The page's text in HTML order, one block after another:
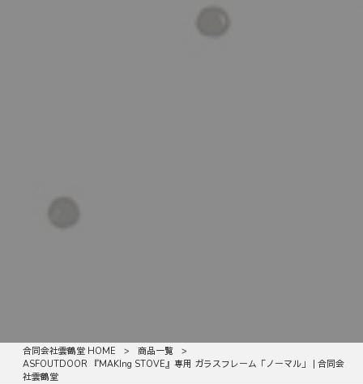
合同会社雲鶴堂 HOME > 商品一覧
>
ASFOUTDOOR 『MAKIng STOVE』専用 ガラスフレーム「ノーマル」 | 合同会
社雲鶴堂